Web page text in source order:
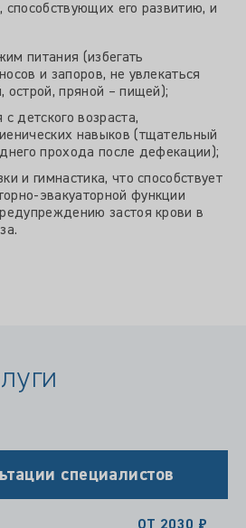
его развитию, и
питания (избегать
и запоров, не увлекаться
острой, пряной – пищей);
детского возраста,
навыков (тщательный
прохода после дефекации);
и гимнастика, что способствует
эвакуаторной функции
застоя крови в
специалистов